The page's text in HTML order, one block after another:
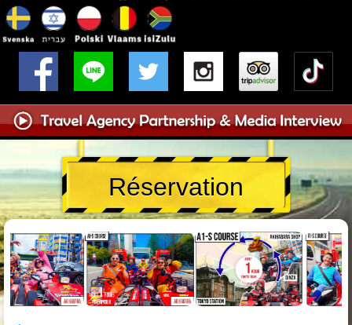
Réservation